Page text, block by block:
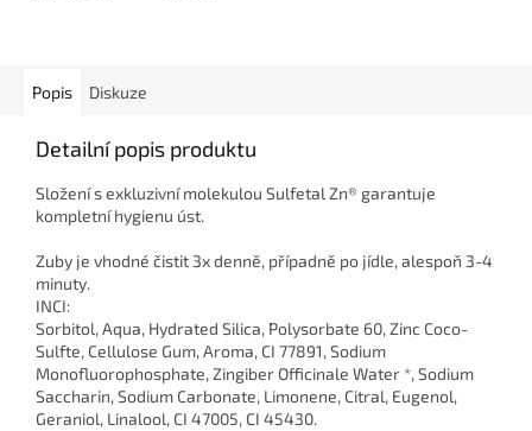
Popis Diskuze
Detailní popis produktu
Složení s exkluzivní molekulou Sulfetal Zn® garantuje
kompletní hygienu úst.
Zuby je vhodné čistit 3x denně, případně po jídle, alespoň 3-4
minuty.
INCI:
Sorbitol, Aqua, Hydrated Silica, Polysorbate 60, Zinc Coco-
Sulfte, Cellulose Gum, Aroma, CI 77891, Sodium
Monofluorophosphate, Zingiber Officinale Water *, Sodium
Saccharin, Sodium Carbonate, Limonene, Citral, Eugenol,
Geraniol, Linalool, CI 47005, CI 45430.